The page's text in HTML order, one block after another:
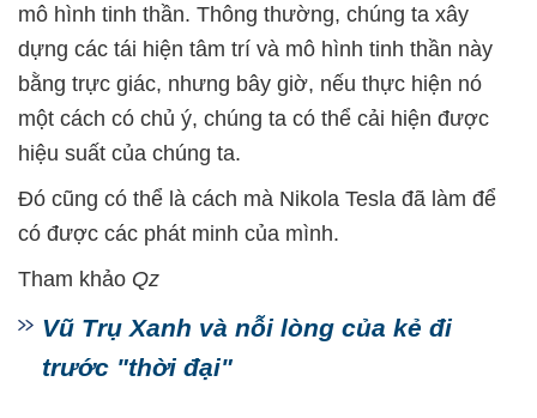
mô hình tinh thần. Thông thường, chúng ta xây
dựng các tái hiện tâm trí và mô hình tinh thần này
bằng trực giác, nhưng bây giờ, nếu thực hiện nó
một cách có chủ ý, chúng ta có thể cải hiện được
hiệu suất của chúng ta.
Đó cũng có thể là cách mà Nikola Tesla đã làm để
có được các phát minh của mình.
Tham khảo Qz
Vũ Trụ Xanh và nỗi lòng của kẻ đi
trước "thời đại"